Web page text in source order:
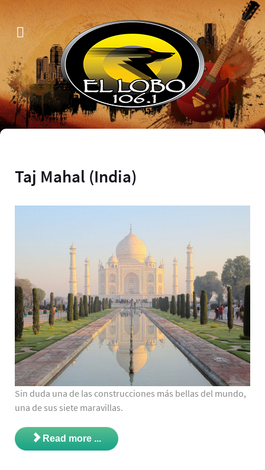
Taj Mahal (India)
Sin duda una de las construcciones más bellas del mundo,
una de sus siete maravillas.
Read more ...